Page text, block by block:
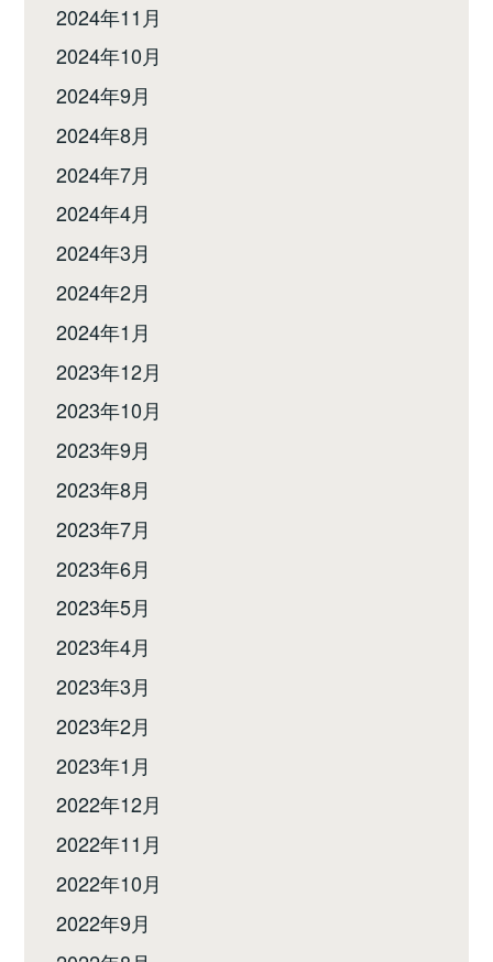
2024年11月
2024年10月
2024年9月
2024年8月
2024年7月
2024年4月
2024年3月
2024年2月
2024年1月
2023年12月
2023年10月
2023年9月
2023年8月
2023年7月
2023年6月
2023年5月
2023年4月
2023年3月
2023年2月
2023年1月
2022年12月
2022年11月
2022年10月
2022年9月